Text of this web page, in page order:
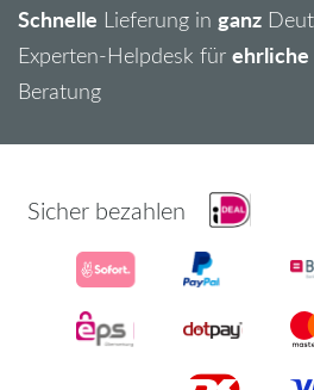
Schnelle Lieferung in ganz
Experten-Helpdesk für ehrliche
Beratung
Sicher bezahlen